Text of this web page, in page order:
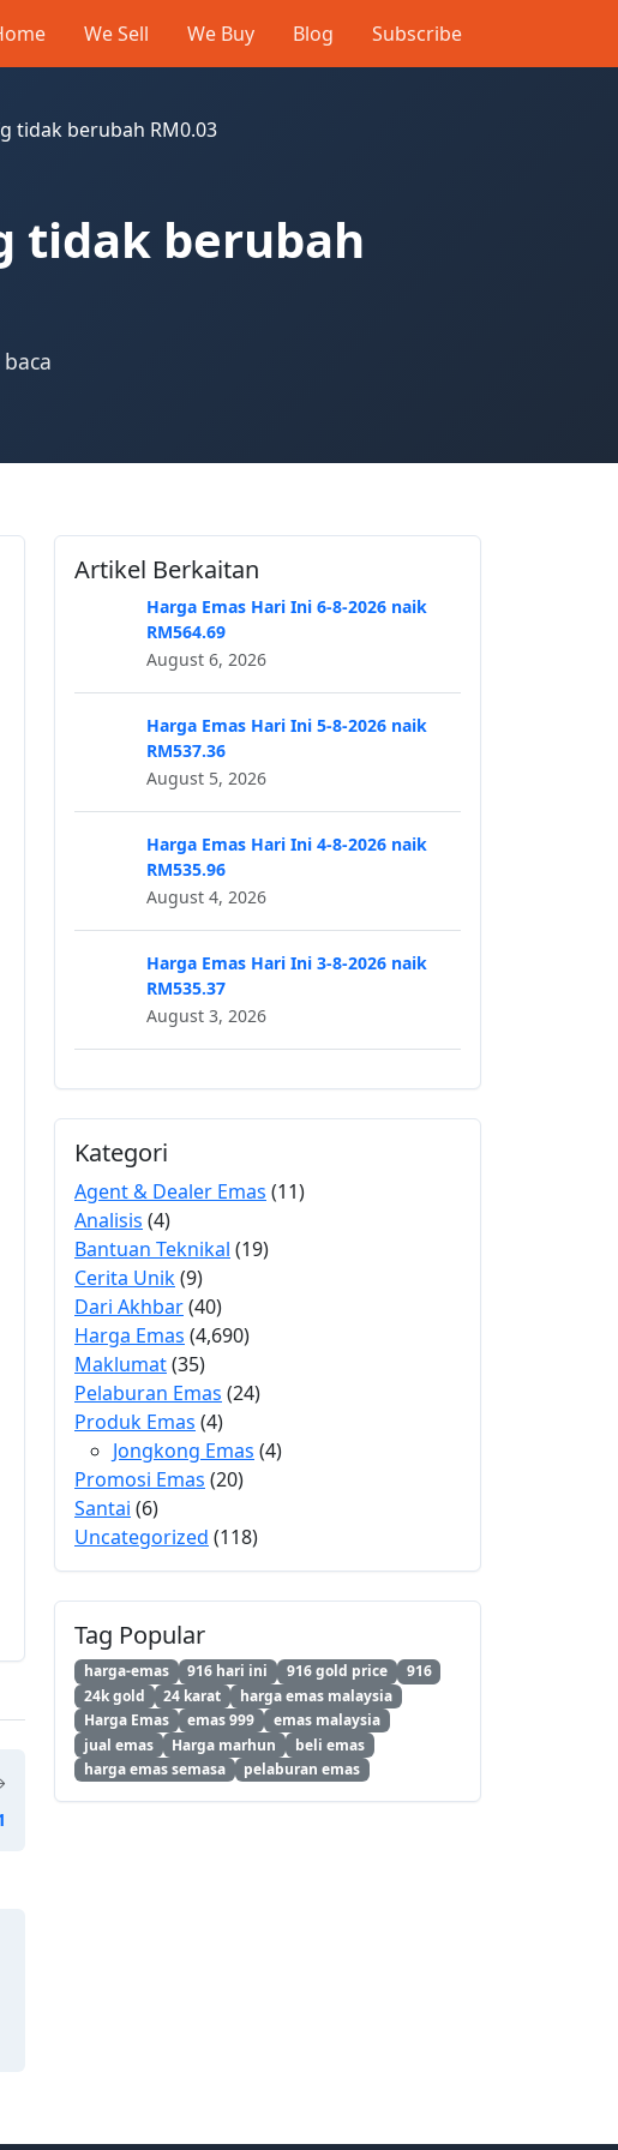
We Sell We Buy Blog Subscribe
tidak berubah RM0.03
tidak berubah
Artikel Berkaitan
Harga Emas Hari Ini 6-8-2026 naik
RM564.69
August 6, 2026
Harga Emas Hari Ini 5-8-2026 naik
RM537.36
August 5, 2026
Harga Emas Hari Ini 4-8-2026 naik
RM535.96
August 4, 2026
Harga Emas Hari Ini 3-8-2026 naik
RM535.37
August 3, 2026
Kategori
Agent & Dealer Emas (11)
Analisis (4)
Bantuan Teknikal (19)
Cerita Unik(9)
Dari Akhbar(40)
Harga Emas (4,690)
Maklumat(35)
Pelaburan Emas (24)
Produk Emas (4)
Jongkong Emas (4)
Promosi Emas (20)
Santai (6)
Uncategorized (118)
Tag Popular
harga-emas 916 hari ini 916 gold price
916
24k gold
24 karat
harga emas malaysia
Harga Emas
emas 999
emas malaysia
jual emas
Harga marhun
beli emas
harga emas semasa
pelaburan emas